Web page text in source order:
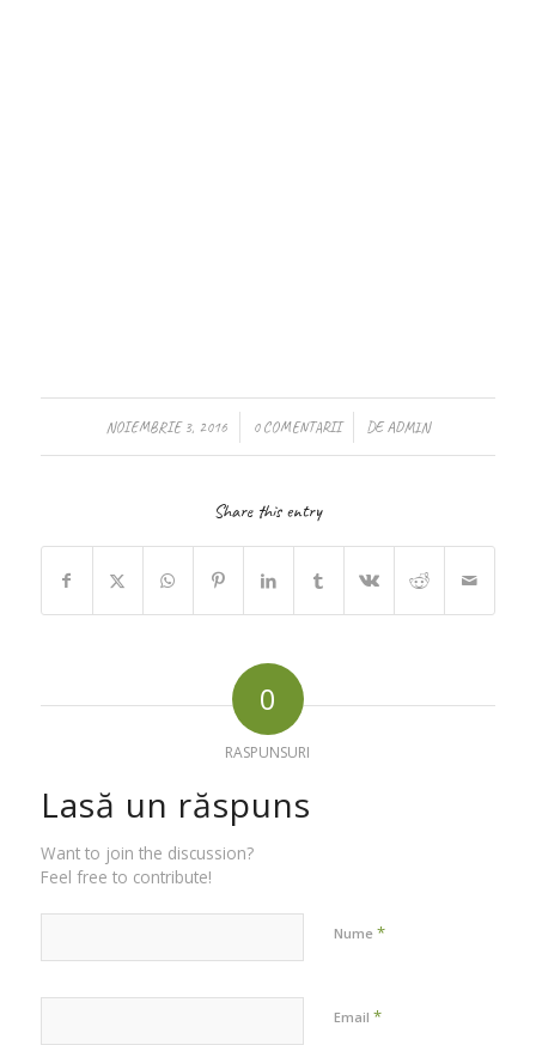
NOIEMBRIE 3, 2016
/ 0 COMENTARII
/ DEADMIN
Share this entry
0
RASPUNSURI
Lasă un răspuns
Want to join the discussion?
Feel free to contribute!
Nume *
Email *